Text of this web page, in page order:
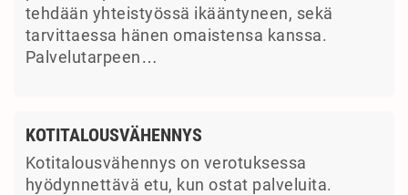
tehdään yhteistyössä ikääntyneen, sekä
tarvittaessa hänen omaistensa kanssa.
Palvelutarpeen…
KOTITALOUSVÄHENNYS
Kotitalousvähennys on verotuksessa
hyödynnettävä etu, kun ostat palveluita.